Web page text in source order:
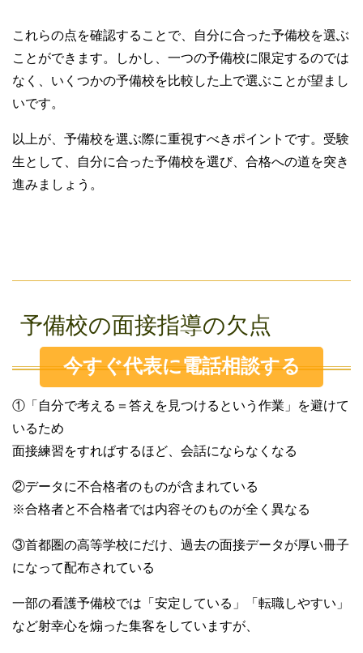
これらの点を確認することで、自分に合った予備校を選ぶ
ことができます。しかし、一つの予備校に限定するのでは
なく、いくつかの予備校を比較した上で選ぶことが望まし
いです。
以上が、予備校を選ぶ際に重視すべきポイントです。受験
生として、自分に合った予備校を選び、合格への道を突き
進みましょう。
予備校の面接指導の欠点
①「自分で考える＝答えを見つけるという作業」を避けて
いるため
面接練習をすればするほど、会話にならなくなる
②データに不合格者のものが含まれている
※合格者と不合格者では内容そのものが全く異なる
③首都圏の高等学校にだけ、過去の面接データが厚い冊子
になって配布されている
一部の看護予備校では「安定している」「転職しやすい」
など射幸心を煽った集客をしていますが、
今すぐ代表に電話相談する